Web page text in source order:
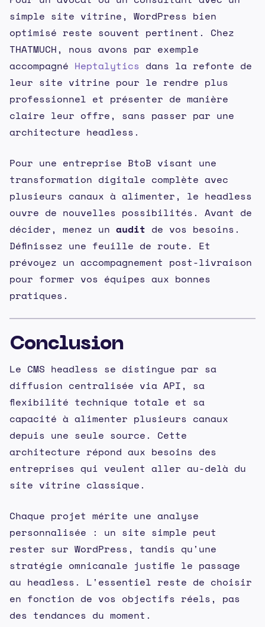
simple site vitrine, WordPress bien
optimisé reste souvent pertinent. Chez
THATMUCH, nous avons par exemple
accompagné Heptalytics dans la refonte de
leur site vitrine pour le rendre plus
professionnel et présenter de manière
claire leur offre, sans passer par une
architecture headless.
Pour une entreprise BtoB visant une
transformation digitale complète avec
plusieurs canaux à alimenter, le headless
ouvre de nouvelles possibilités. Avant de
décider, menez un audit de vos besoins.
Définissez une feuille de route. Et
prévoyez un accompagnement post-livraison
pour former vos équipes aux bonnes
pratiques.
Conclusion
Le CMS headless se distingue par sa
diffusion centralisée via API, sa
flexibilité technique totale et sa
capacité à alimenter plusieurs canaux
depuis une seule source. Cette
architecture répond aux besoins des
entreprises qui veulent aller au-delà du
site vitrine classique.
Chaque projet mérite une analyse
personnalisée : un site simple peut
rester sur WordPress, tandis qu'une
stratégie omnicanale justifie le passage
au headless. L'essentiel reste de choisir
en fonction de vos objectifs réels, pas
des tendances du moment.